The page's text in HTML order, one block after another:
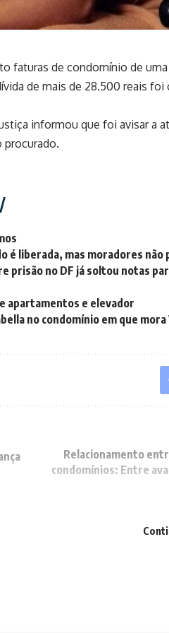
faturas de condomínio de
de mais de 28.500 reais foi
informou que foi avisar a
procurado.
é liberada, mas moradores não
prisão no DF já soltou notas
apartamentos e elevador
no condomínio em que mora
Relacionamento
condomínios: Entre